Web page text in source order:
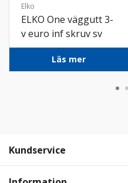
Elko
ELKO One väggutt 3-
v euro inf skruv sv
Läs mer
Kundservice